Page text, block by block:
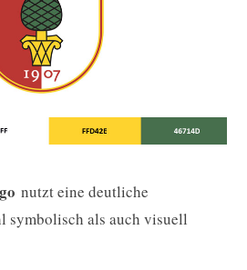
nutzt eine deutliche
symbolisch als auch visuell